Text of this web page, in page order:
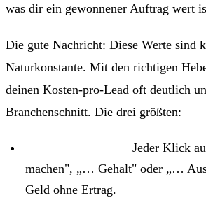
was dir ein gewonnener Auftrag wert
Die gute Nachricht: Diese Werte sind
Naturkonstante. Mit den richtigen
deinen Kosten-pro-Lead oft deutlich
Branchenschnitt. Die drei größten:
Jeder Klick
machen", „… Gehalt" oder „…
Geld ohne Ertrag.